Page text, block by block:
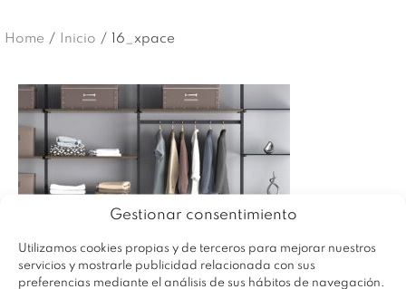
Gestionar consentimiento
Utilizamos cookies propias y de terceros para mejorar nuestros
servicios y mostrarle publicidad relacionada con sus
preferencias mediante el análisis de sus hábitos de navegación.
Home / Inicio / 16_xpace